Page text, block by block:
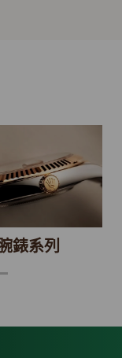
錶系列